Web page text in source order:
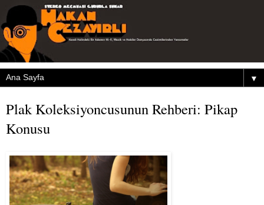
▼
Plak Koleksiyoncusunun Rehberi: Pikap
Konusu